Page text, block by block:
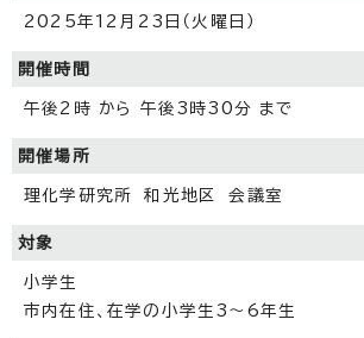
2025年12月23日（火曜日）
開催時間
午後2時 から 午後3時30分 まで
開催場所
理化学研究所 和光地区 会議室
対象
小学生
市内在住、在学の小学生3～6年生